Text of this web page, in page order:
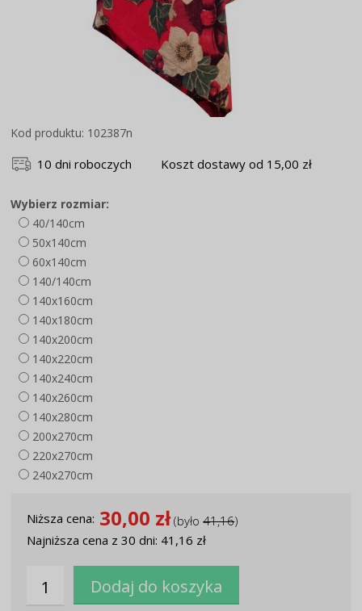
Kod produktu: 102387n
10 dni roboczych Koszt dostawy od 15,00 zł
Wybierz rozmiar:
40/140cm
50x140cm
60x140cm
140/140cm
140x160cm
140x180cm
140x200cm
140x220cm
140x240cm
140x260cm
140x280cm
200x270cm
220x270cm
240x270cm
Niższa cena: 30,00 zł(było41,16)
Najniższa cena z 30 dni: 41,16 zł